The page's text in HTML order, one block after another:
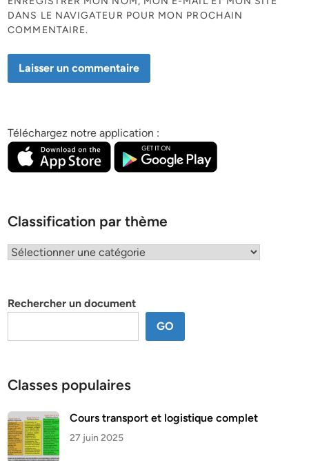
DANS LE NAVIGATEUR POUR MON PROCHAIN
COMMENTAIRE.
Téléchargez notre application :
Classification par thème
Classification
Rechercher un document
GO
Classes populaires
Cours transport et logistique complet
27 juin 2025